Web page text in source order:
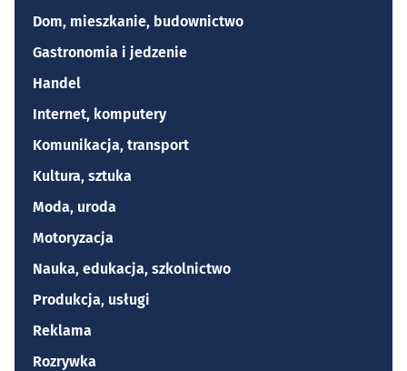
Dom, mieszkanie, budownictwo
Gastronomia i jedzenie
Handel
Internet, komputery
Komunikacja, transport
Kultura, sztuka
Moda, uroda
Motoryzacja
Nauka, edukacja, szkolnictwo
Produkcja, usługi
Reklama
Rozrywka